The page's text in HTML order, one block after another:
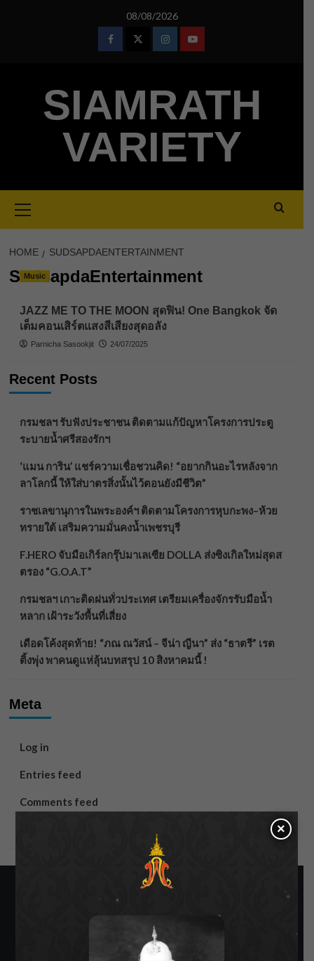
08/08/2026
FacebookTwitterInstagramYoutube
SIAMRATH
VARIETY
Menu
HOME SUDSAPDAENTERTAINMENT
SudsapdaEntertainment
Music
JAZZ ME TO THE MOON สุดฟิน! One Bangkok จัด
เต็มคอนเสิร์ตแสงสีเสียงสุดอลัง
Parnicha Sasookjit 24/07/2025
Recent Posts
กรมชลฯ รับฟังประชาชน ติดตามแก้ปัญหาโครงการประตู
ระบายน้ำศรีสองรักฯ
‘แมน การิน’ แชร์ความเชื่อชวนคิด! “อยากกินอะไรหลังจาก
ลาโลกนี้ ให้ใส่บาตรสิ่งนั้นไว้ตอนยังมีชีวิต”
ราชเลขานุการในพระองค์ฯ ติดตามโครงการหุบกะพง–ห้วย
ทรายใต้ เสริมความมั่นคงน้ำเพชรบุรี
F.HERO จับมือเกิร์ลกรุ๊ปมาเลเซีย DOLLA ส่งซิงเกิลใหม่สุดส
ตรอง “G.O.A.T”
กรมชลฯ เกาะติดฝนทั่วประเทศ เตรียมเครื่องจักรรับมือน้ำ
หลาก เฝ้าระวังพื้นที่เสี่ยง
เดือดโค้งสุดท้าย! “ภณ ณวัสน์ – จีน่า ญีนา” ส่ง “ธาตรี” เรต
ติ้งพุ่ง พาคนดูแห่ลุ้นบทสรุป 10 สิงหาคมนี้ !
Meta
Log in
Entries feed
Comments feed
×